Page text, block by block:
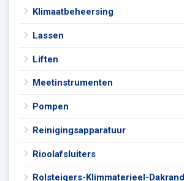
Klimaatbeheersing
Lassen
Liften
Meetinstrumenten
Pompen
Reinigingsapparatuur
Rioolafsluiters
Rolsteigers-Klimmaterieel-